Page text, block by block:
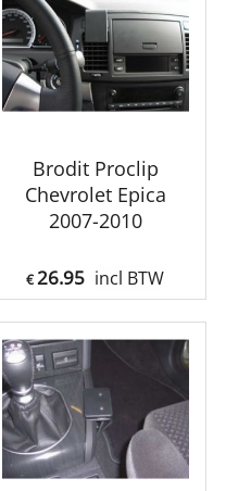
Brodit Proclip
Chevrolet Epica
2007-2010
€ 26.95 incl BTW